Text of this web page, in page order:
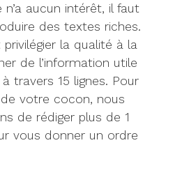
n’a aucun intérêt, il faut
des textes riches.
privilégier la qualité à la
de l’information utile
travers 15 lignes. Pour
votre cocon, nous
de rédiger plus de 1
vous donner un ordre